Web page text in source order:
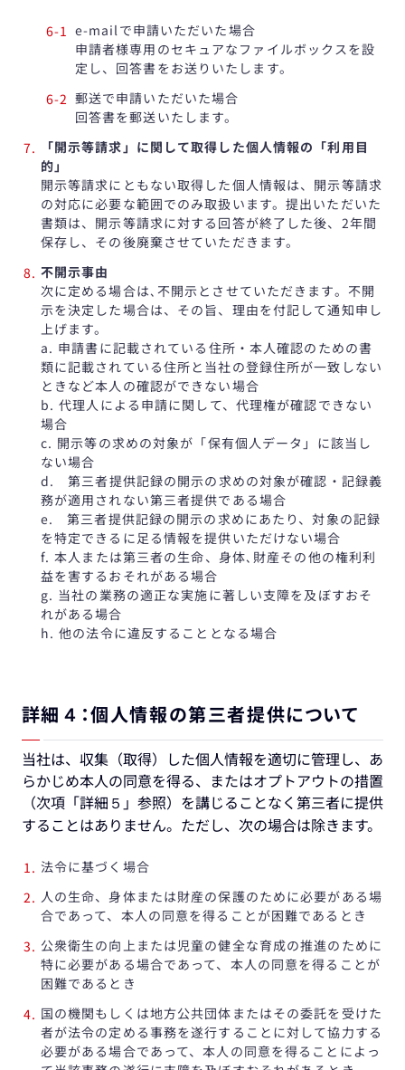
e-mailで申請いただいた場合
申請者様専用のセキュアなファイルボックスを設
定し、回答書をお送りいたします。
郵送で申請いただいた場合
回答書を郵送いたします。
「開示等請求」に関して取得した個人情報の「利用目
的」
開示等請求にともない取得した個人情報は、開示等請求
の対応に必要な範囲でのみ取扱います。提出いただいた
書類は、開示等請求に対する回答が終了した後、2年間
保存し、その後廃棄させていただきます。
不開示事由
次に定める場合は､不開示とさせていただきます。不開
示を決定した場合は、その旨、理由を付記して通知申し
上げます。
a. 申請書に記載されている住所・本人確認のための書
類に記載されている住所と当社の登録住所が一致しない
ときなど本人の確認ができない場合
b. 代理人による申請に関して、代理権が確認できない
場合
c. 開示等の求めの対象が「保有個人データ」に該当し
ない場合
d. 第三者提供記録の開示の求めの対象が確認・記録義
務が適用されない第三者提供である場合
e. 第三者提供記録の開示の求めにあたり、対象の記録
を特定できるに足る情報を提供いただけない場合
f. 本人または第三者の生命、身体､財産その他の権利利
益を害するおそれがある場合
g. 当社の業務の適正な実施に著しい支障を及ぼすおそ
れがある場合
h. 他の法令に違反することとなる場合
詳細４：個人情報の第三者提供について
当社は、収集（取得）した個人情報を適切に管理し、あ
らかじめ本人の同意を得る、またはオプトアウトの措置
（次項「詳細５」参照）を講じることなく第三者に提供
することはありません。ただし、次の場合は除きます。
法令に基づく場合
人の生命、身体または財産の保護のために必要がある場
合であって、本人の同意を得ることが困難であるとき
公衆衛生の向上または児童の健全な育成の推進のために
特に必要がある場合であって、本人の同意を得ることが
困難であるとき
国の機関もしくは地方公共団体またはその委託を受けた
者が法令の定める事務を遂行することに対して協力する
必要がある場合であって、本人の同意を得ることによっ